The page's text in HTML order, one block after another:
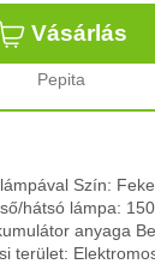
Vásárlás
Pepita
Szín:
hátsó lámpa:
anyaga
terület: